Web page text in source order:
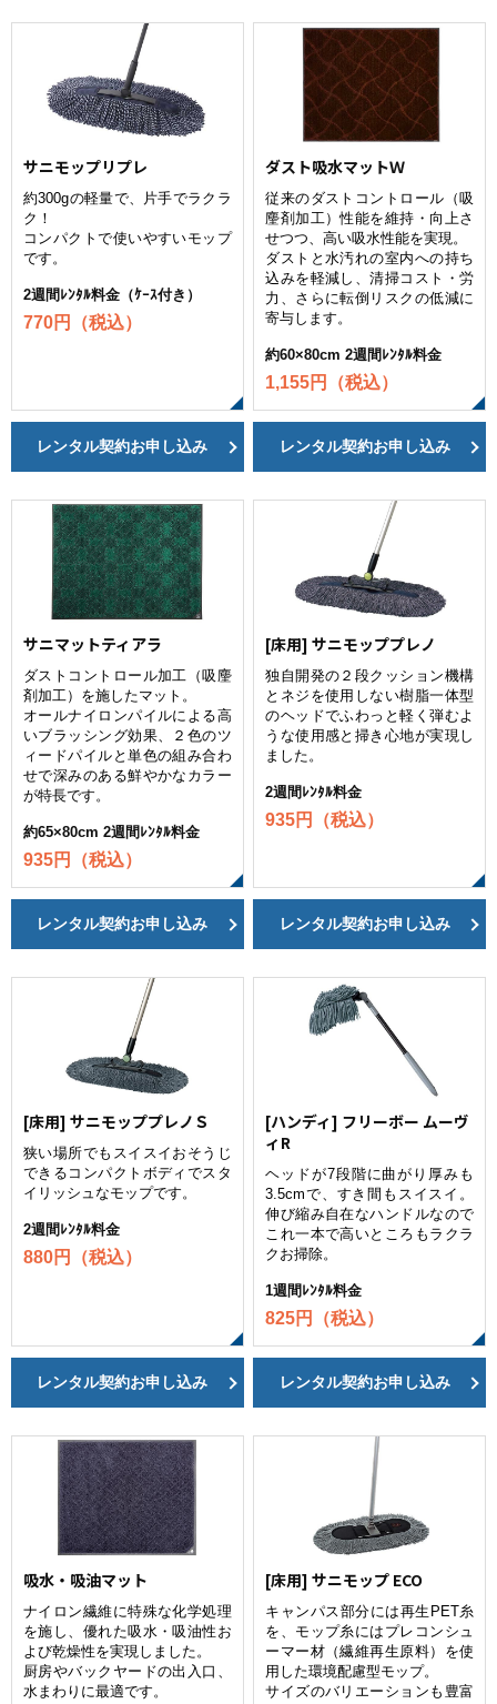
サニモップリプレ
約300gの軽量で、片手でラクラ
ク！
コンパクトで使いやすいモップ
です。
2週間ﾚﾝﾀﾙ料金（ｹｰｽ付き）
770円（税込）
レンタル契約お申し込み
ダスト吸水マットＷ
従来のダストコントロール（吸
麈剤加工）性能を維持・向上さ
せつつ、高い吸水性能を実現。
ダストと水汚れの室内への持ち
込みを軽減し、清掃コスト・労
力、さらに転倒リスクの低減に
寄与します。
約60×80cm 2週間ﾚﾝﾀﾙ料金
1,155円（税込）
レンタル契約お申し込み
サニマットティアラ
ダストコントロール加工（吸麈
剤加工）を施したマット。
オールナイロンパイルによる高
いブラッシング効果、２色のツ
ィードパイルと単色の組み合わ
せで深みのある鮮やかなカラー
が特長です。
約65×80cm 2週間ﾚﾝﾀﾙ料金
935円（税込）
レンタル契約お申し込み
[床用] サニモッププレノ
独自開発の２段クッション機構
とネジを使用しない樹脂一体型
のヘッドでふわっと軽く弾むよ
うな使用感と掃き心地が実現し
ました。
2週間ﾚﾝﾀﾙ料金
935円（税込）
レンタル契約お申し込み
[床用] サニモッププレノＳ
狭い場所でもスイスイおそうじ
できるコンパクトボディでスタ
イリッシュなモップです。
2週間ﾚﾝﾀﾙ料金
880円（税込）
レンタル契約お申し込み
[ハンディ] フリーボー ムーヴ
ィR
ヘッドが7段階に曲がり厚みも
3.5cmで、すき間もスイスイ。
伸び縮み自在なハンドルなので
これ一本で高いところもラクラ
クお掃除。
1週間ﾚﾝﾀﾙ料金
825円（税込）
レンタル契約お申し込み
吸水・吸油マット
ナイロン繊維に特殊な化学処理
を施し、優れた吸水・吸油性お
よび乾燥性を実現しました。
厨房やバックヤードの出入口、
水まわりに最適です。
[床用] サニモップ ECO
キャンパス部分には再生PET糸
を、モップ糸にはプレコンシュ
ーマー材（繊維再生原料）を使
用した環境配慮型モップ。
サイズのバリエーションも豊富